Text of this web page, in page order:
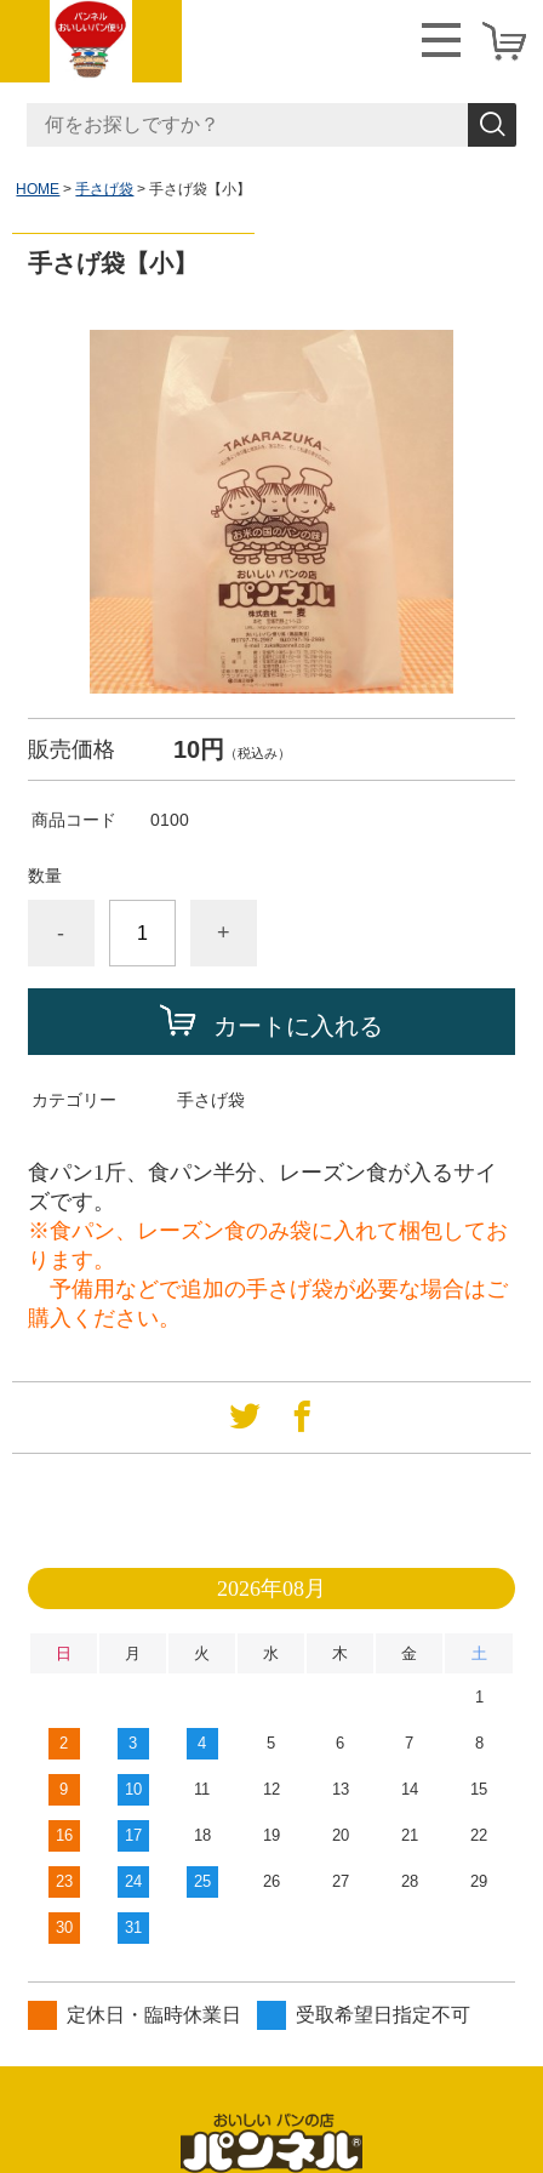
HOME 手さげ袋 手さげ袋【小】
手さげ袋【小】
販売価格 10円 （税込み）
商品コード 0100
数量
- +
カートに入れる
カテゴリー 手さげ袋
食パン1斤、食パン半分、レーズン食が入るサイ
ズです。
※食パン、レーズン食のみ袋に入れて梱包してお
ります。
予備用などで追加の手さげ袋が必要な場合はご
購入ください。
2026年08月
日 月 火 水 木 金 土
1
2 3 4 5 6 7 8
9 10 11 12 13 14 15
16 17 18 19 20 21 22
23 24 25 26 27 28 29
30 31
定休日・臨時休業日 受取希望日指定不可